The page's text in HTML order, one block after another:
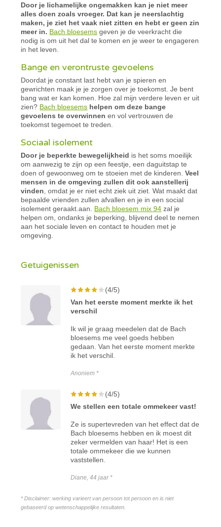
Door je lichamelijke ongemakken kan je niet meer
alles doen zoals vroeger. Dat kan je neerslachtig
maken, je ziet het vaak niet zitten en hebt er geen zin
meer in. Bach bloesems geven je de veerkracht die
nodig is om uit het dal te komen en je weer te engageren
in het leven.
Bange en verontruste gevoelens
Doordat je constant last hebt van je spieren en
gewrichten maak je je zorgen over je toekomst. Je bent
bang wat er kan komen. Hoe zal mijn verdere leven er uit
zien? Bach bloesems helpen om deze bange
gevoelens te overwinnen en vol vertrouwen de
toekomst tegemoet te treden.
Sociaal isolement
Door je beperkte bewegelijkheid is het soms moeilijk
om aanwezig te zijn op een feestje, een daguitstap te
doen of gewoonweg om te stoeien met de kinderen.Veel
mensen in de omgeving zullen dit ook aanstellerij
vinden , omdat je er niet echt ziek uit ziet. Wat maakt dat
bepaalde vrienden zullen afvallen en je in een social
isolement geraakt.aan. Bach bloesem mix 94 zal je
helpen om, ondanks je beperking, blijvend deel te nemen
aan het sociale leven en contact te houden met je
omgeving.
Getuigenissen
(4/5)
Van het eerste moment merkte ik het
verschil
Ik wil je graag meedelen dat de Bach
bloesems me veel goeds hebben
gedaan. Van het eerste moment merkte
ik het verschil.
Anoniem *
(4/5)
We stellen een totale ommekeer vast!
Ze is supertevreden van het effect dat de
Bach bloesems hebben en ik moest dit
zeker vermelden van haar! Het is een
totale ommekeer die we kunnen
vaststellen.
Diane, 44 jaar *
* Disclaimer: werking varieert van persoon tot persoon en is niet
gebaseerd op wetenschappelijke resultaten.